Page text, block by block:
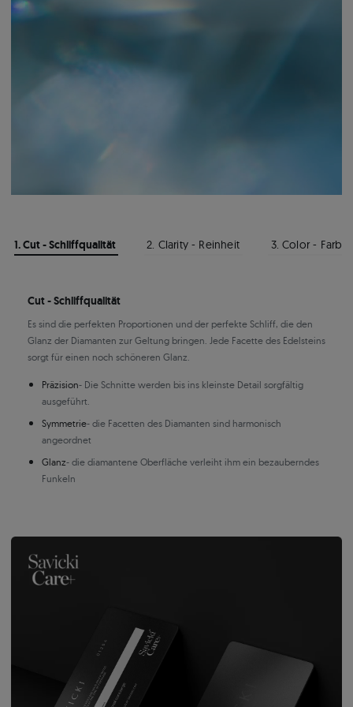
1. Cut - Schliffqualität 2. Clarity - Reinheit 3. Color - Farbe
Cut - Schliffqualität
Es sind die perfekten Proportionen und der perfekte Schliff, die den
Glanz der Diamanten zur Geltung bringen. Jede Facette des Edelsteins
sorgt für einen noch schöneren Glanz.
Präzision- Die Schnitte werden bis ins kleinste Detail sorgfältig
ausgeführt.
Symmetrie- die Facetten des Diamanten sind harmonisch
angeordnet
Glanz- die diamantene Oberfläche verleiht ihm ein bezauberndes
Funkeln